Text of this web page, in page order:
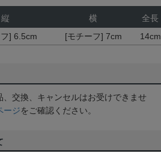
縦 横
全長
] 6.5cm
[モチーフ] 7cm 14cm
交換、キャンセルはお受けできませ
ージをご確認ください。